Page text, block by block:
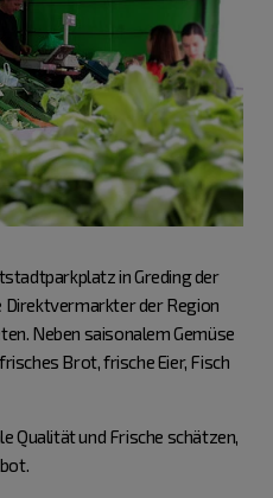
in Greding der
der Region
Neben saisonalem Gemüse
Brot, frische Eier, Fisch
Qualität und Frische schätzen,